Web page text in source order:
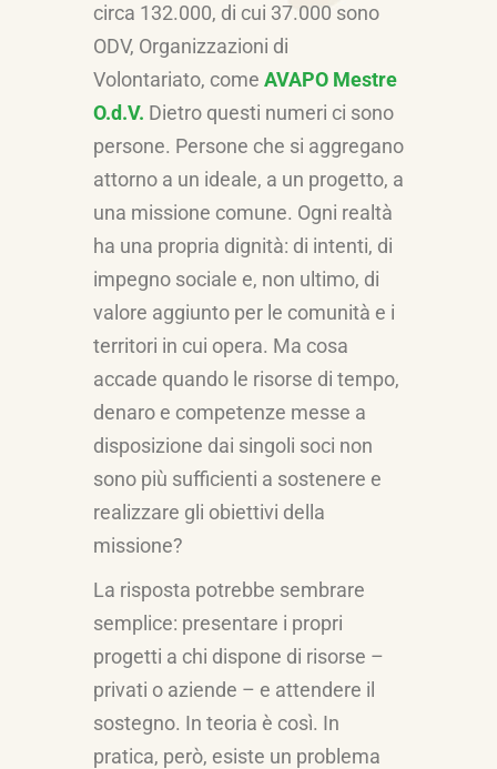
circa 132.000, di cui 37.000 sono
ODV, Organizzazioni di
Volontariato, come AVAPO Mestre
O.d.V. Dietro questi numeri ci sono
persone. Persone che si aggregano
attorno a un ideale, a un progetto, a
una missione comune. Ogni realtà
ha una propria dignità: di intenti, di
impegno sociale e, non ultimo, di
valore aggiunto per le comunità e i
territori in cui opera. Ma cosa
accade quando le risorse di tempo,
denaro e competenze messe a
disposizione dai singoli soci non
sono più sufficienti a sostenere e
realizzare gli obiettivi della
missione?
La risposta potrebbe sembrare
semplice: presentare i propri
progetti a chi dispone di risorse –
privati o aziende – e attendere il
sostegno. In teoria è così. In
pratica, però, esiste un problema